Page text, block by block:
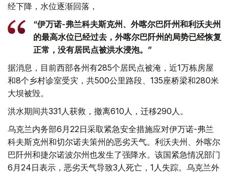
经下降，水位逐渐回落，
“伊万诺-弗兰科夫斯克州、外喀尔巴阡州和利沃夫州
的最高水位已经过去，外喀尔巴阡州的局势已经恢复
正常，没有居民点被洪水浸泡。”
据消息，目前西部各州有285个居民点被淹，近1万栋房屋
和8个乡村诊室受灾，共500公里路段、135座桥梁和280米
大坝被毁。
洪水期间共331人获救，撤离610人，迁移290人。
乌克兰内务部6月22日采取紧急安全措施应对伊万诺-弗兰
科夫斯克州和切尔诺夫策州的恶劣天气。利沃夫州、外喀尔
巴阡州和捷尔诺波尔州也发生了强降水。该国紧急情况部门
6月24日表示，恶劣天气导致3人死亡，1人失踪。乌克兰外